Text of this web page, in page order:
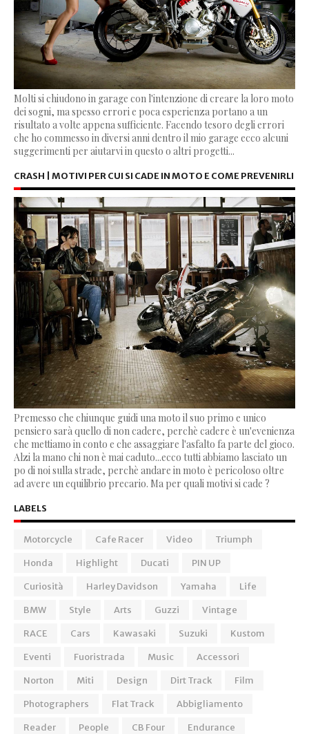
Molti si chiudono in garage con l'intenzione di creare la loro moto
dei sogni, ma spesso errori e poca esperienza portano a un
risultato a volte appena sufficiente. Facendo tesoro degli errori
che ho commesso in diversi anni dentro il mio garage ecco alcuni
suggerimenti per aiutarvi in questo o altri progetti...
CRASH | MOTIVI PER CUI SI CADE IN MOTO E COME PREVENIRLI
Premesso che chiunque guidi una moto il suo primo e unico
pensiero sarà quello di non cadere, perchè cadere è un'evenienza
che mettiamo in conto e che assaggiare l'asfalto fa parte del gioco.
Alzi la mano chi non è mai caduto...ecco tutti abbiamo lasciato un
po di noi sulla strade, perchè andare in moto è pericoloso oltre
ad avere un equilibrio precario. Ma per quali motivi si cade ?
LABELS
Motorcycle Cafe Racer Video
Triumph
Honda
Highlight Ducati
PIN UP
Curiosità
Harley Davidson Yamaha
Life
BMW
Style Arts Guzzi
Vintage
RACE
Cars Kawasaki Suzuki
Kustom
Eventi
Fuoristrada Music
Accessori
Norton
Miti Design Dirt Track
Film
Photographers
Flat Track
Abbigliamento
Reader
People CB Four
Endurance